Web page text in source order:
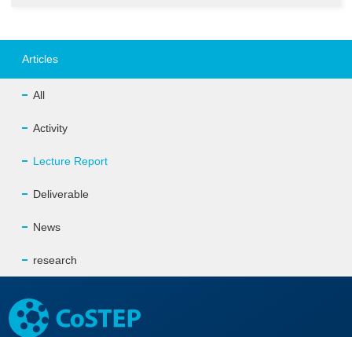
Articles
All
Activity
Lecture Report
Deliverable
News
research